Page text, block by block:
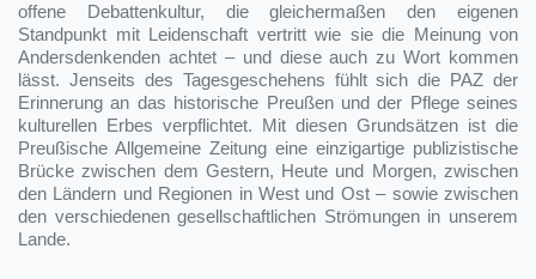
offene Debattenkultur, die gleichermaßen den eigenen
Standpunkt mit Leidenschaft vertritt wie sie die Meinung von
Andersdenkenden achtet – und diese auch zu Wort kommen
lässt. Jenseits des Tagesgeschehens fühlt sich die PAZ der
Erinnerung an das historische Preußen und der Pflege seines
kulturellen Erbes verpflichtet. Mit diesen Grundsätzen ist die
Preußische Allgemeine Zeitung eine einzigartige publizistische
Brücke zwischen dem Gestern, Heute und Morgen, zwischen
den Ländern und Regionen in West und Ost – sowie zwischen
den verschiedenen gesellschaftlichen Strömungen in unserem
Lande.